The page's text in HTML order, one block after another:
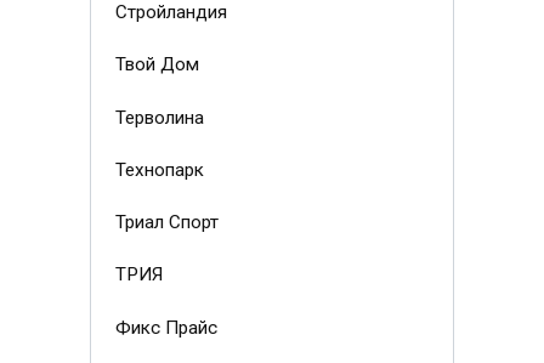
Стройландия
Твой Дом
Терволина
Технопарк
Триал Спорт
ТРИЯ
Фикс Прайс